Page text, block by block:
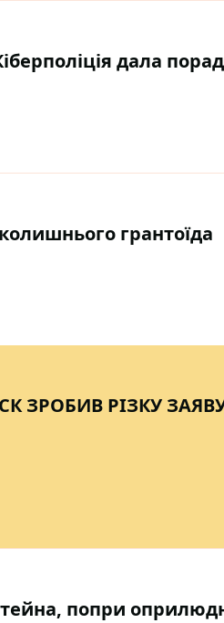
дала
грантоїда
ЗРОБИВ РІЗКУ
попри